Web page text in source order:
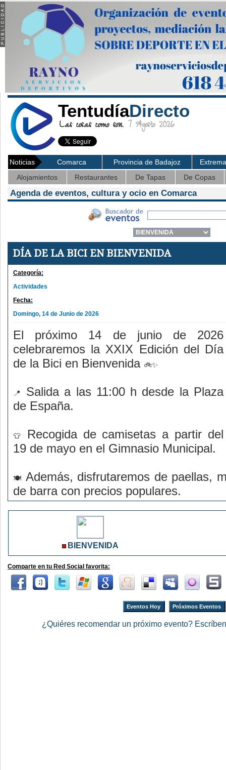
TentudíaDirecto
Las cosas como son. 7 Agosto 2026
Noticias Comarca Provincia de Badajoz
Alojamientos
Restaurantes De Tapas De Copas
Agenda de eventos, cultura y ocio en Comarca
DÍA DE LA BICI EN BIENVENIDA
Categoría:
Actividades
Fecha:
Domingo, 14 de Junio de 2026
El próximo 14 de junio de 2026
celebraremos la XXIX Edición del Día
de la Bici en Bienvenida
Salida a las 11:00 h desde la Plaza
de España.
Recogida de camisetas a partir del
19 de mayo en el Gimnasio Municipal.
Además, disfrutaremos de paellas,
de barra con precios populares.
BIENVENIDA
Comparte en tu Red Social favorita:
Eventos Hoy Próximos Eventos
¿Quiéres recomendar un próximo evento?